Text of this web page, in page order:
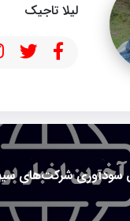
لیلا تاجیک